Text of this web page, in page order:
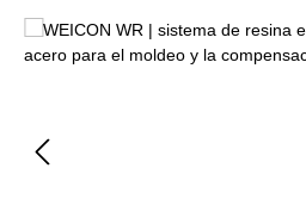
Omitir galería de imágenes